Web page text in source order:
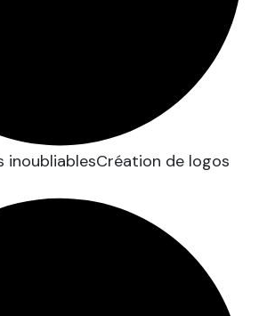
inoubliablesCréation de logos